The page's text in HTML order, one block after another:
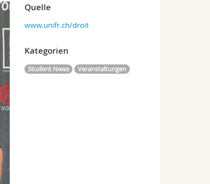
Quelle
www.unifr.ch/droit
Kategorien
Student News Veranstaltungen